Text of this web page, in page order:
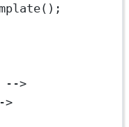
();
-->
>